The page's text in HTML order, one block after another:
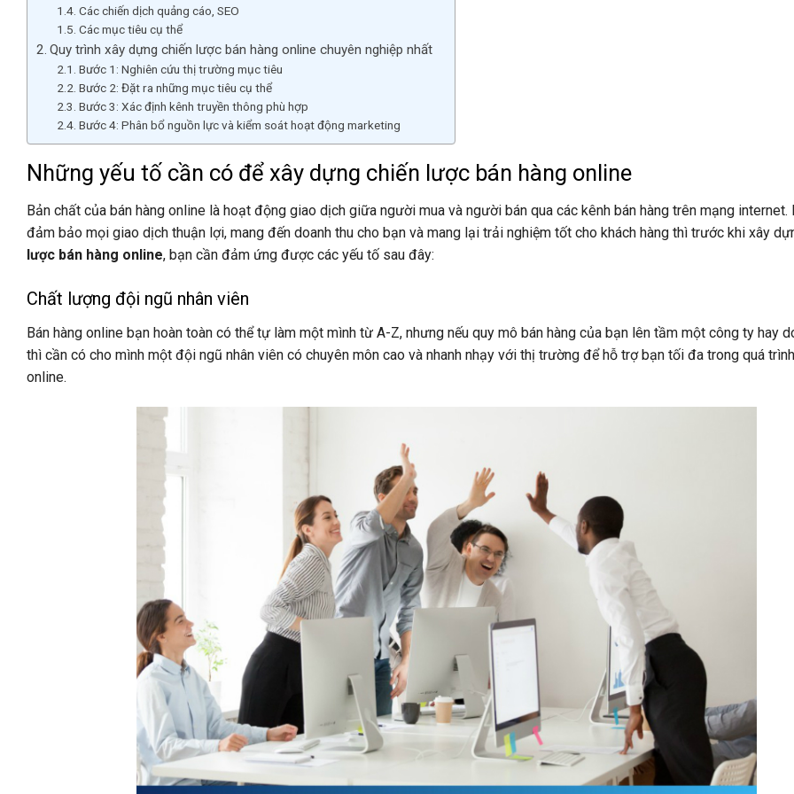
Các chiến dịch quảng cáo, SEO
Các mục tiêu cụ thể
Quy trình xây dựng chiến lược bán hàng online chuyên nghiệp nhất
Bước 1: Nghiên cứu thị trường mục tiêu
Bước 2: Đặt ra những mục tiêu cụ thể
Bước 3: Xác định kênh truyền thông phù hợp
Bước 4: Phân bổ nguồn lực và kiểm soát hoạt động marketing
Những yếu tố cần có để xây dựng chiến lược bán hàng online
Bản chất của bán hàng online là hoạt động giao dịch giữa người mua và người bán qua các kênh bán hàng trên mạng internet.
đảm bảo mọi giao dịch thuận lợi, mang đến doanh thu cho bạn và mang lại trải nghiệm tốt cho khách hàng thì trước khi xây
lược bán hàng online, bạn cần đảm ứng được các yếu tố sau đây:
Chất lượng đội ngũ nhân viên
Bán hàng online bạn hoàn toàn có thể tự làm một mình từ A-Z, nhưng nếu quy mô bán hàng của bạn lên tầm một công ty hay
thì cần có cho mình một đội ngũ nhân viên có chuyên môn cao và nhanh nhạy với thị trường để hỗ trợ bạn tối đa trong quá
online.